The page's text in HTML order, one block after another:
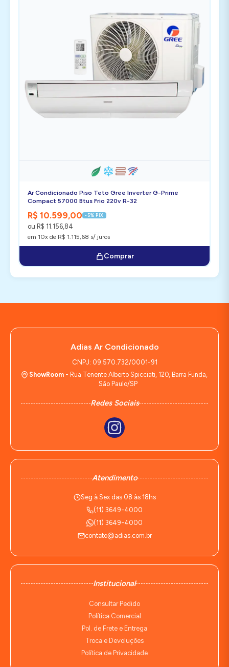
Ar Condicionado Piso Teto Gree Inverter G-Prime
Compact 57000 Btus Frio 220v R-32
R$ 10.599,00 -5% PIX
ou R$ 11.156,84
em 10x de R$ 1.115,68 s/ juros
Comprar
Adias Ar Condicionado
CNPJ: 09.570.732/0001-91
ShowRoom- Rua Tenente Alberto Spicciati, 120, Barra Funda,
São Paulo/SP
Redes Sociais
Atendimento
Seg à Sex das 08 às 18hs
(11) 3649-4000
(11) 3649-4000
contato@adias.com.br
Institucional
Consultar Pedido
Política Comercial
Pol. de Frete e Entrega
Troca e Devoluções
Política de Privacidade